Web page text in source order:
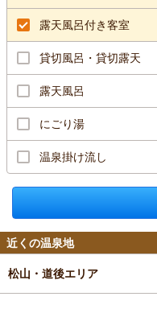
露天風呂付き客室
貸切風呂・貸切露天
露天風呂
にごり湯
温泉掛け流し
近くの温泉地
松山・道後エリア